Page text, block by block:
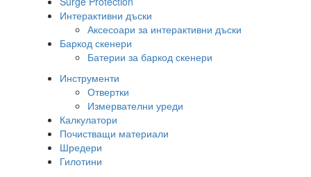
Интерактивни дъски
Аксесоари за интерактивни дъски
Баркод скенери
Батерии за баркод скенери
Инструменти
Отвертки
Измервателни уреди
Калкулатори
Почистващи материали
Шредери
Гилотини